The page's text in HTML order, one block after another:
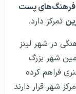
فرهنگ‌های پست
تمرکز دارد.
در شهر لینز
شهر بزرگ
فراهم کرده
شهر قرار دارند